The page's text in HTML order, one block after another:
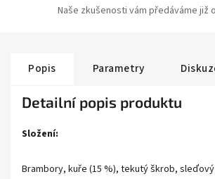
Naše zkušenosti vám předáváme již
Popis Parametry
Detailní popis produktu
Složení:
Brambory, kuře (15 %), tekutý škrob,